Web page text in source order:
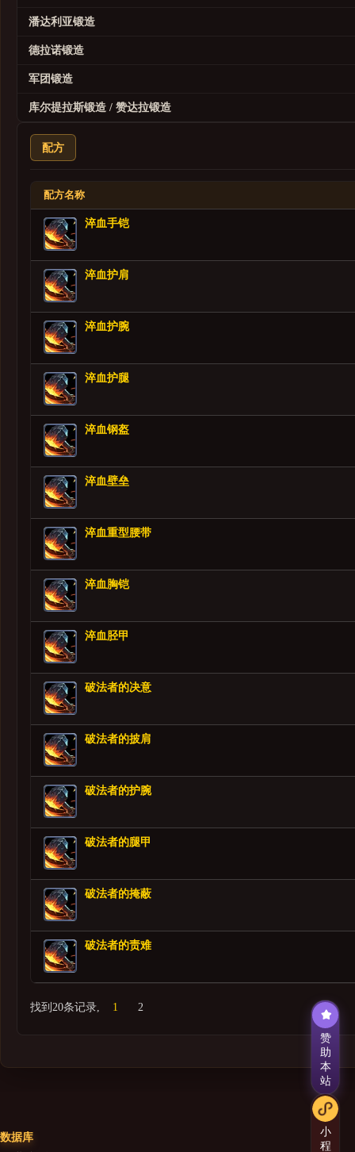
潘达利亚锻造
德拉诺锻造
军团锻造
库尔提拉斯锻造 / 赞达拉锻造
配方
配方名称
淬血手铠
淬血护肩
淬血护腕
淬血护腿
淬血钢盔
淬血壁垒
淬血重型腰带
淬血胸铠
淬血胫甲
破法者的决意
破法者的披肩
破法者的护腕
破法者的腿甲
破法者的掩蔽
破法者的责难
找到20条记录, 1 2
数据库
赞
助
本
站
小
程